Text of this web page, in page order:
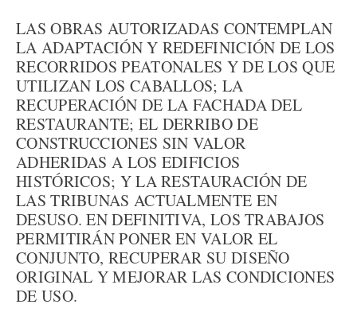
LAS OBRAS AUTORIZADAS CONTEMPLAN
LA ADAPTACIÓN Y REDEFINICIÓN DE LOS
RECORRIDOS PEATONALES Y DE LOS QUE
UTILIZAN LOS CABALLOS; LA
RECUPERACIÓN DE LA FACHADA DEL
RESTAURANTE; EL DERRIBO DE
CONSTRUCCIONES SIN VALOR
ADHERIDAS A LOS EDIFICIOS
HISTÓRICOS; Y LA RESTAURACIÓN DE
LAS TRIBUNAS ACTUALMENTE EN
DESUSO. EN DEFINITIVA, LOS TRABAJOS
PERMITIRÁN PONER EN VALOR EL
CONJUNTO, RECUPERAR SU DISEÑO
ORIGINAL Y MEJORAR LAS CONDICIONES
DE USO.